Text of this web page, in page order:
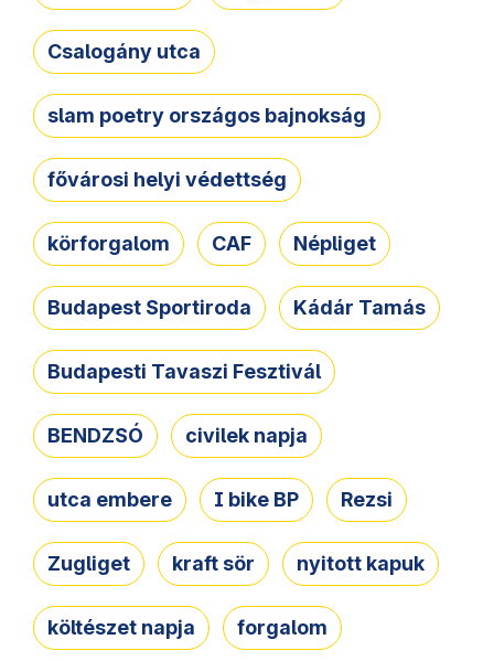
Csalogány utca
slam poetry országos bajnokság
fővárosi helyi védettség
körforgalom CAF Népliget
Budapest Sportiroda Kádár Tamás
Budapesti Tavaszi Fesztivál
BENDZSÓ civilek napja
utca embere I bike BP Rezsi
Zugliget kraft sör nyitott kapuk
költészet napja forgalom